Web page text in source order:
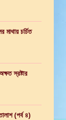
মাথায় চর্চিত
স্রষ্টার
(পর্ব ৪)